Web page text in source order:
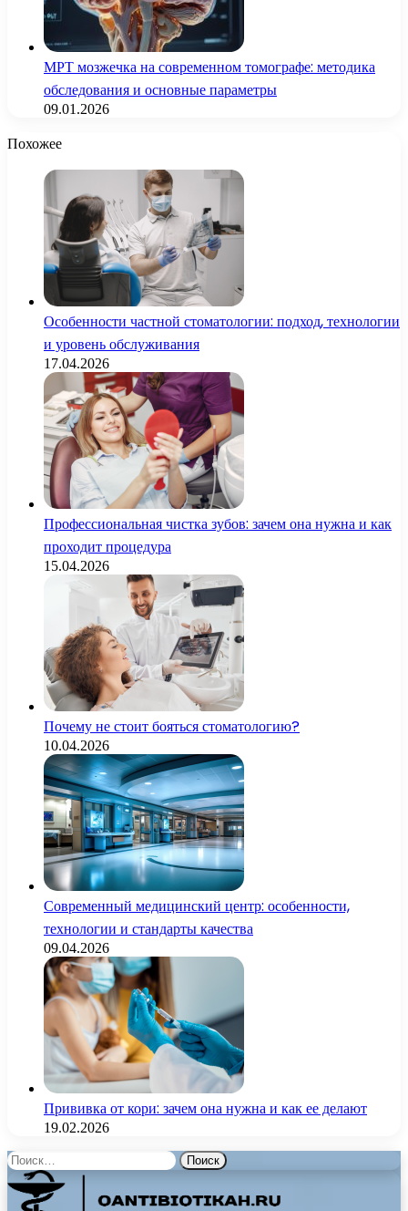
МРТ мозжечка на современном томографе: методика
обследования и основные параметры
09.01.2026
Похожее
Особенности частной стоматологии: подход, технологии
и уровень обслуживания
17.04.2026
Профессиональная чистка зубов: зачем она нужна и как
проходит процедура
15.04.2026
Почему не стоит бояться стоматологию?
10.04.2026
Современный медицинский центр: особенности,
технологии и стандарты качества
09.04.2026
Прививка от кори: зачем она нужна и как ее делают
19.02.2026
Найти: